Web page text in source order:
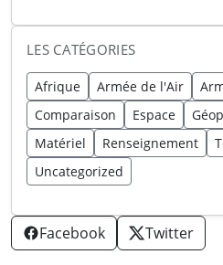
LES CATÉGORIES
Afrique Armée de l'Air
Comparaison
Espace
Matériel
Renseignement
Uncategorized
Facebook Twitter